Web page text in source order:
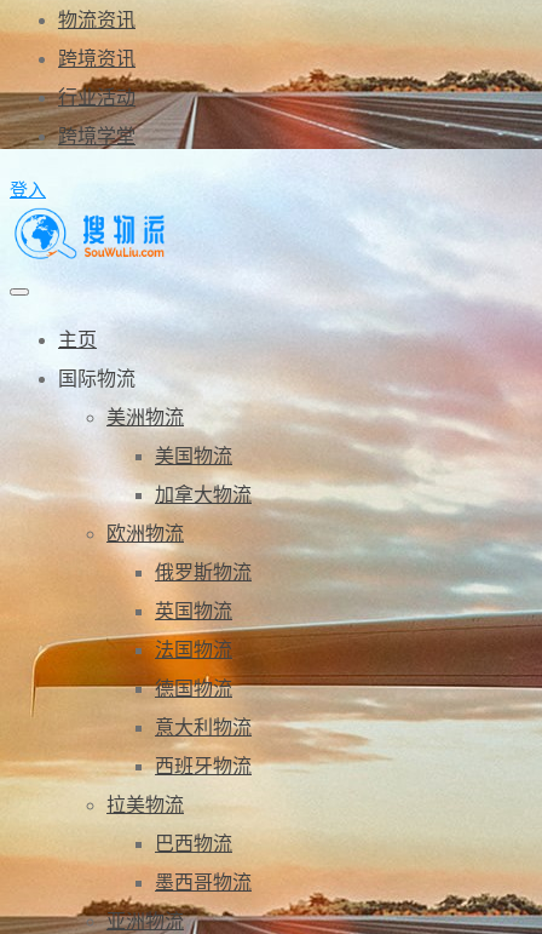
物流资讯
跨境资讯
行业活动
跨境学堂
登入
主页
国际物流
美洲物流
美国物流
加拿大物流
欧洲物流
俄罗斯物流
英国物流
法国物流
德国物流
意大利物流
西班牙物流
拉美物流
巴西物流
墨西哥物流
亚洲物流